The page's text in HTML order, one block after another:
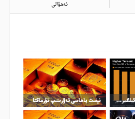
ئەھۋالى
ئۆسۈم قوشۇش مۆلچەرى ئىلگىرى سۈرۈلدى نېفىت باھاسى تەۋرىنىپ تۇرماقتا